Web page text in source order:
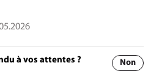
à vos attentes ? Non